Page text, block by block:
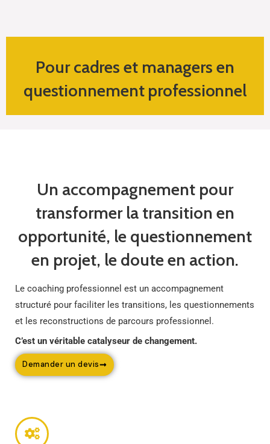
Pour cadres et managers en
questionnement professionnel
Un accompagnement pour
transformer la transition en
opportunité, le questionnement
en projet, le doute en action.
Le coaching professionnel est un accompagnement
structuré pour faciliter les transitions, les questionnements
et les reconstructions de parcours professionnel.
C’est un véritable catalyseur de changement.
Demander un devis